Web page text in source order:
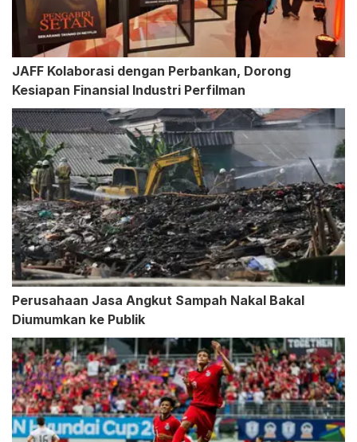
JAFF Kolaborasi dengan Perbankan, Dorong
Kesiapan Finansial Industri Perfilman
Perusahaan Jasa Angkut Sampah Nakal Bakal
Diumumkan ke Publik